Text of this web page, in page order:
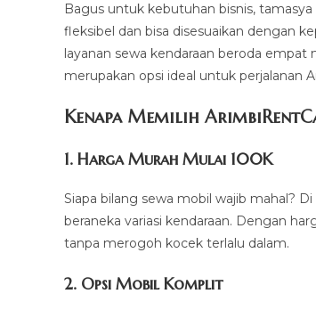
Bagus untuk kebutuhan bisnis,
fleksibel dan bisa disesuaikan dengan
layanan sewa kendaraan beroda
merupakan opsi ideal untuk perjalanan
Kenapa Memilih
1. Harga Murah Mulai 100K
Siapa bilang sewa mobil wajib mahal?
beraneka variasi kendaraan. Dengan
tanpa merogoh kocek terlalu dalam.
2. Opsi Mobil Komplit